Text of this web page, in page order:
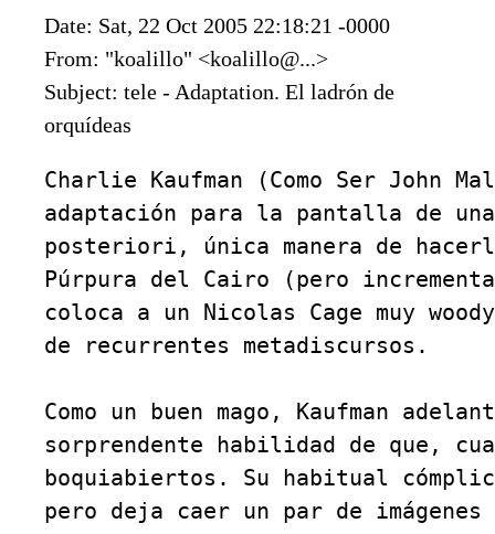
Date: Sat, 22 Oct 2005 22:18:21 -0000
From: "koalillo" <koalillo@...>
Subject: tele - Adaptation. El ladrón de
orquídeas
Charlie Kaufman (Como Ser John
adaptación para la pantalla de
posteriori, única manera de
Púrpura del Cairo (pero
coloca a un Nicolas Cage muy
de recurrentes metadiscursos.
Como un buen mago, Kaufman
sorprendente habilidad de que,
boquiabiertos. Su habitual
pero deja caer un par de